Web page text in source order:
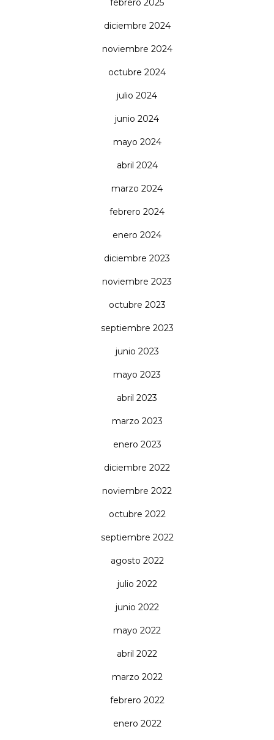
febrero 2025
diciembre 2024
noviembre 2024
octubre 2024
julio 2024
junio 2024
mayo 2024
abril 2024
marzo 2024
febrero 2024
enero 2024
diciembre 2023
noviembre 2023
octubre 2023
septiembre 2023
junio 2023
mayo 2023
abril 2023
marzo 2023
enero 2023
diciembre 2022
noviembre 2022
octubre 2022
septiembre 2022
agosto 2022
julio 2022
junio 2022
mayo 2022
abril 2022
marzo 2022
febrero 2022
enero 2022